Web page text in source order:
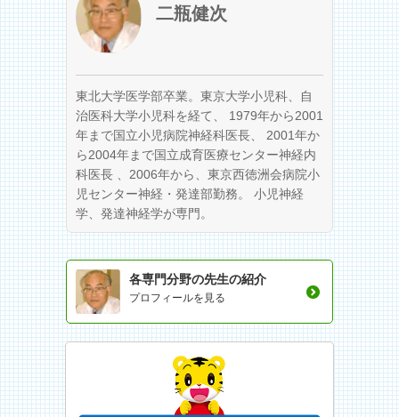
二瓶健次
東北大学医学部卒業。東京大学小児科、自
治医科大学小児科を経て、 1979年から2001
年まで国立小児病院神経科医長、 2001年か
ら2004年まで国立成育医療センター神経内
科医長 、2006年から、東京西徳洲会病院小
児センター神経・発達部勤務。 小児神経
学、発達神経学が専門。
各専門分野の先生の紹介
プロフィールを見る